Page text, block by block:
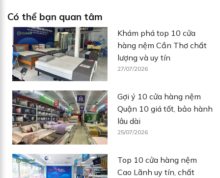
Có thể bạn quan tâm
Khám phá top 10 cửa
hàng nệm Cần Thơ chất
lượng và uy tín
27/07/2026
Gợi ý 10 cửa hàng nệm
Quận 10 giá tốt, bảo hành
lâu dài
25/07/2026
Top 10 cửa hàng nệm
Cao Lãnh uy tín, chất